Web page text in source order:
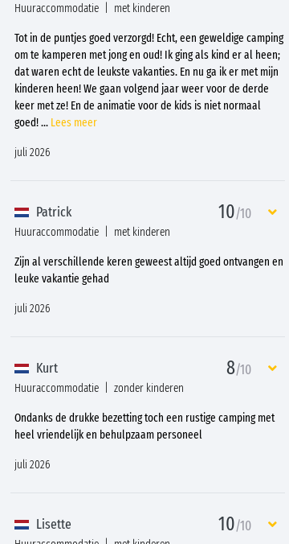
Huuraccommodatie met kinderen
Tot in de puntjes goed verzorgd! Echt, een geweldige camping
om te kamperen met jong en oud! Ik ging als kind er al heen;
dat waren echt de leukste vakanties. En nu ga ik er met mijn
kinderen heen! We gaan volgend jaar weer voor de derde
keer met ze! En de animatie voor de kids is niet normaal
goed!... Lees meer
juli 2026
Patrick 10/10
Huuraccommodatie met kinderen
Zijn al verschillende keren geweest altijd goed ontvangen en
leuke vakantie gehad
juli 2026
Kurt 8/10
Huuraccommodatie zonder kinderen
Ondanks de drukke bezetting toch een rustige camping met
heel vriendelijk en behulpzaam personeel
juli 2026
Lisette 10/10